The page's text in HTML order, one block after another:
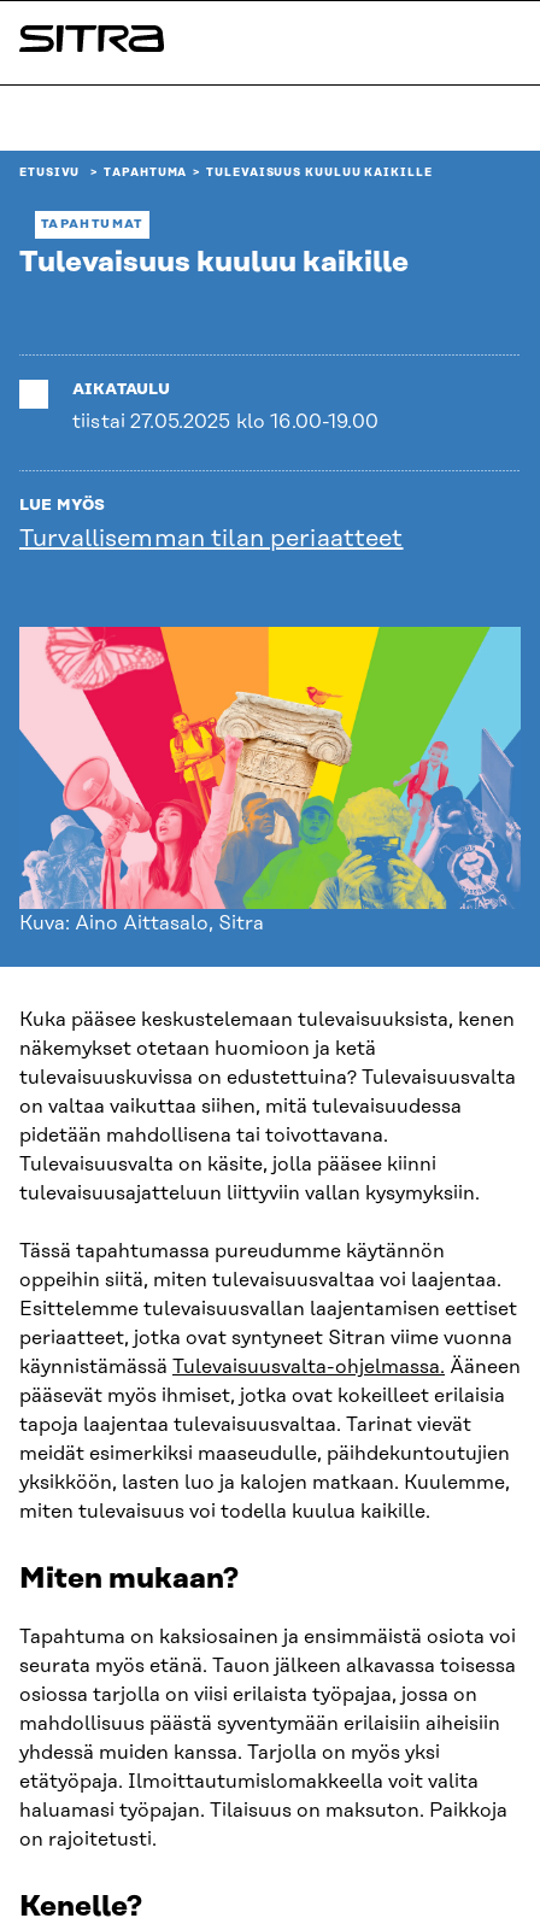
Siirry
suoraan
Sitra
ETUSIVU TAPAHTUMA TULEVAISUUS KUULUU KAIKILLE
TAPAHTUMAT
Tulevaisuus kuuluu kaikille
AIKATAULU
tiistai 27.05.2025 klo 16.00-19.00
LUE MYÖS
Turvallisemman tilan periaatteet
Kuva: Aino Aittasalo, Sitra
Kuka pääsee keskustelemaan tulevaisuuksista, kenen
näkemykset otetaan huomioon ja ketä
tulevaisuuskuvissa on edustettuina? Tulevaisuusvalta
on valtaa vaikuttaa siihen, mitä tulevaisuudessa
pidetään mahdollisena tai toivottavana.
Tulevaisuusvalta on käsite, jolla pääsee kiinni
tulevaisuusajatteluun liittyviin vallan kysymyksiin.
Tässä tapahtumassa pureudumme käytännön
oppeihin siitä, miten tulevaisuusvaltaa voi laajentaa.
Esittelemme tulevaisuusvallan laajentamisen eettiset
periaatteet, jotka ovat syntyneet Sitran viime vuonna
käynnistämässä Tulevaisuusvalta-ohjelmassa. Ääneen
pääsevät myös ihmiset, jotka ovat kokeilleet erilaisia
tapoja laajentaa tulevaisuusvaltaa. Tarinat vievät
meidät esimerkiksi maaseudulle, päihdekuntoutujien
yksikköön, lasten luo ja kalojen matkaan. Kuulemme,
miten tulevaisuus voi todella kuulua kaikille.
Miten mukaan?
Tapahtuma on kaksiosainen ja ensimmäistä osiota voi
seurata myös etänä. Tauon jälkeen alkavassa toisessa
osiossa tarjolla on viisi erilaista työpajaa, jossa on
mahdollisuus päästä syventymään erilaisiin aiheisiin
yhdessä muiden kanssa. Tarjolla on myös yksi
etätyöpaja. Ilmoittautumislomakkeella voit valita
haluamasi työpajan. Tilaisuus on maksuton. Paikkoja
on rajoitetusti.
Kenelle?